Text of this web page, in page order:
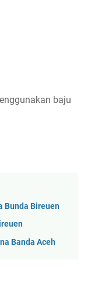
baju
Bunda Bireuen
Banda Aceh